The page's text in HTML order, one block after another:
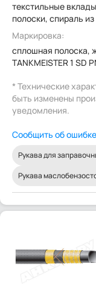
текстильные
полоски, спираль
Маркировка:
сплошная полоска,
TANKMEISTER 1 SD
* Технические
быть изменены
уведомления.
Сообщить об
Рукава для
Рукава